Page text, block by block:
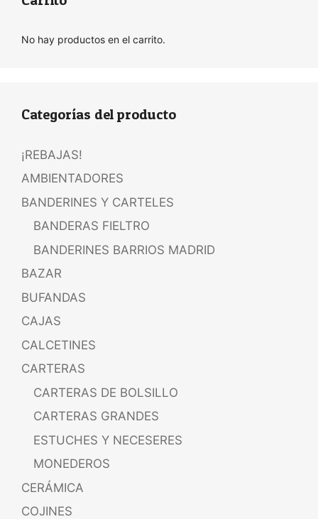
No hay productos en el carrito.
Categorías del producto
¡REBAJAS!
AMBIENTADORES
BANDERINES Y CARTELES
BANDERAS FIELTRO
BANDERINES BARRIOS MADRID
BAZAR
BUFANDAS
CAJAS
CALCETINES
CARTERAS
CARTERAS DE BOLSILLO
CARTERAS GRANDES
ESTUCHES Y NECESERES
MONEDEROS
CERÁMICA
COJINES